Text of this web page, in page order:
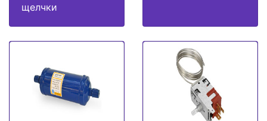
щелчки